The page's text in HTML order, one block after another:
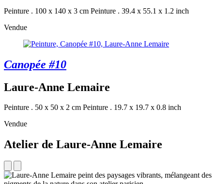
Peinture . 100 x 140 x 3 cm Peinture . 39.4 x 55.1 x 1.2 inch
Vendue
Canopée #10
Laure-Anne Lemaire
Peinture . 50 x 50 x 2 cm Peinture . 19.7 x 19.7 x 0.8 inch
Vendue
Atelier de Laure-Anne Lemaire